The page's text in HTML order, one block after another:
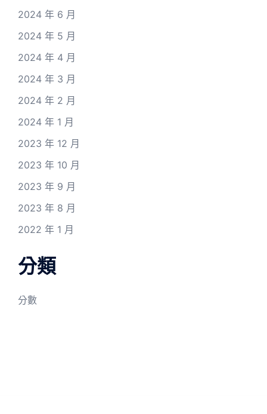
2024 年 6 月
2024 年 5 月
2024 年 4 月
2024 年 3 月
2024 年 2 月
2024 年 1 月
2023 年 12 月
2023 年 10 月
2023 年 9 月
2023 年 8 月
2022 年 1 月
分類
分數